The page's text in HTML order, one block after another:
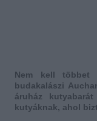
Nem kell
budakalászi
áruház
kutyáknak, ahol